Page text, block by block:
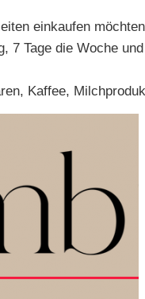
einkaufen
Tage die Woche
Kaffee,